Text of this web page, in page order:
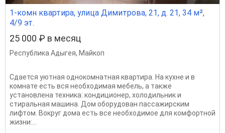
1-комн квартира, улица Димитрова, 21, д. 21, 34 м²,
4/9 эт.
25 000 ₽ в месяц
Республика Адыгея, Майкоп
Сдается уютная однокомнатная квартира. На кухне и в
комнате есть вся необходимая мебель, а также
установлена техника: кондиционер, холодильник и
стиральная машина. Дом оборудован пассажирским
лифтом. Вокруг дома есть все необходимое для комфортной
жизни:...